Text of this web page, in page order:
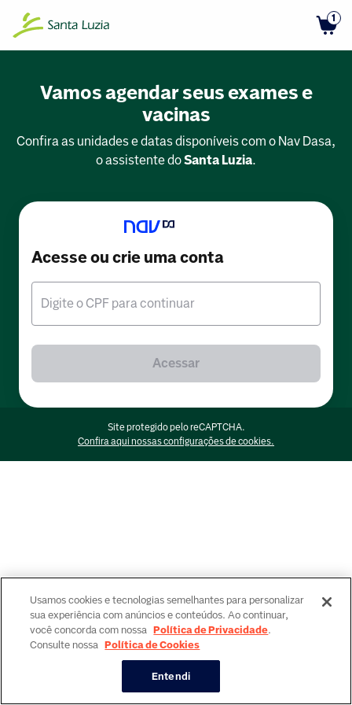
1
Vamos agendar seus exames e
vacinas
Confira as unidades e datas disponíveis com o Nav Dasa,
o assistente doSanta Luzia.
Acesse ou crie uma conta
Digite o CPF para continuar
Acessar
Site protegido pelo reCAPTCHA.
Confira aqui nossas configurações de cookies.
Usamos cookies e tecnologias semelhantes para personalizar
sua experiência com anúncios e conteúdos. Ao continuar,
você concorda com nossa Política de Privacidade.
Consulte nossa Política de Cookies
Entendi